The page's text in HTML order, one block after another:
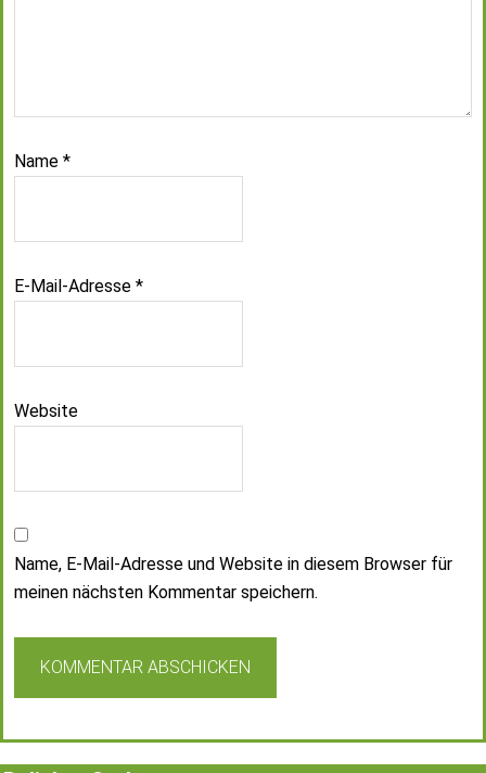
Name *
E-Mail-Adresse *
Website
Name, E-Mail-Adresse und Website in diesem Browser für
meinen nächsten Kommentar speichern.